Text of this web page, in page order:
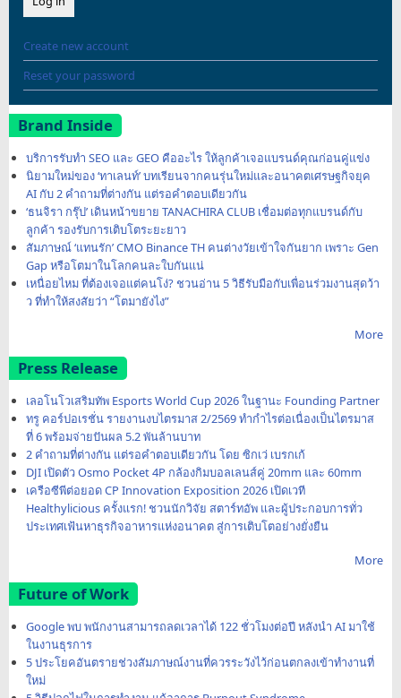
Create new account
Reset your password
Brand Inside
บริการรับทำ SEO และ GEO คืออะไร ให้ลูกค้าเจอแบรนด์คุณก่อนคู่แข่ง
นิยามใหม่ของ ‘ทาเลนท์’ บทเรียนจากคนรุ่นใหม่และอนาคตเศรษฐกิจยุค
AI กับ 2 คำถามที่ต่างกัน แต่รอคำตอบเดียวกัน
‘ธนจิรา กรุ๊ป’ เดินหน้าขยาย TANACHIRA CLUB เชื่อมต่อทุกแบรนด์กับ
ลูกค้า รองรับการเติบโตระยะยาว
สัมภาษณ์ ‘แทนรัก’ CMO Binance TH คนต่างวัยเข้าใจกันยาก เพราะ Gen
Gap หรือโตมาในโลกคนละใบกันแน่
เหนื่อยไหม ที่ต้องเจอแต่คนโง่? ชวนอ่าน 5 วิธีรับมือกับเพื่อนร่วมงานสุดว้า
ว ที่ทำให้สงสัยว่า “โตมายังไง”
More
Press Release
เลอโนโวเสริมทัพ Esports World Cup 2026 ในฐานะ Founding Partner
ทรู คอร์ปอเรชั่น รายงานงบไตรมาส 2/2569 ทำกำไรต่อเนื่องเป็นไตรมาส
ที่ 6 พร้อมจ่ายปันผล 5.2 พันล้านบาท
2 คำถามที่ต่างกัน แต่รอคำตอบเดียวกัน โดย ซิกเว่ เบรกเก้
DJI เปิดตัว Osmo Pocket 4P กล้องกิมบอลเลนส์คู่ 20mm และ 60mm
เครือซีพีต่อยอด CP Innovation Exposition 2026 เปิดเวที
Healthylicious ครั้งแรก! ชวนนักวิจัย สตาร์ทอัพ และผู้ประกอบการทั่ว
ประเทศเฟ้นหาธุรกิจอาหารแห่งอนาคต สู่การเติบโตอย่างยั่งยืน
More
Future of Work
Google พบ พนักงานสามารถลดเวลาได้ 122 ชั่วโมงต่อปี หลังนำ AI มาใช้
ในงานธุรการ
5 ประโยคอันตรายช่วงสัมภาษณ์งานที่ควรระวังไว้ก่อนตกลงเข้าทำงานที่
ใหม่